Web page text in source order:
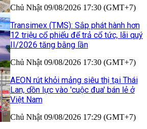
Chủ Nhật 09/08/2026 17:30 (GMT+7)
Transimex (TMS): Sắp phát hành hơn
12 triệu cổ phiếu để trả cổ tức, lãi quý
II/2026 tăng bằng lần
Chủ Nhật 09/08/2026 17:30 (GMT+7)
AEON rút khỏi mảng siêu thị tại Thái
Lan, dồn lực vào 'cuộc đua' bán lẻ ở
Việt Nam
Chủ Nhật 09/08/2026 17:29 (GMT+7)